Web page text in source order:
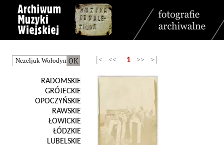
RADOMSKIE
GRÓJECKIE
OPOCZYŃSKIE
RAWSKIE
ŁOWICKIE
ŁÓDZKIE
LUBELSKIE
|< << 1 >> >|